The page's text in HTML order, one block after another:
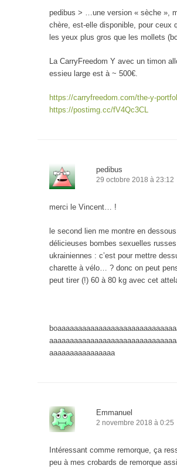
pedibus > …une version « sèche »,
chère, est-elle disponible, pour ceux
les yeux plus gros que les mollets
La CarryFreedom Y avec un timon
essieu large est à ~ 500€.
https://carryfreedom.com/the-y-
https://postimg.cc/fV4Qc3CL
pedibus
29 octobre 2018 à 23:12
merci le Vincent… !
le second lien me montre en
délicieuses bombes sexuelles
ukrainiennes : c’est pour mettre
charette à vélo… ? donc on peut
peut tirer (!) 60 à 80 kg avec cet
aaaaaaaaaaaaaaaa
Emmanuel
2 novembre 2018 à 0:25
Intéressant comme remorque, ça
peu à mes crobards de remorque